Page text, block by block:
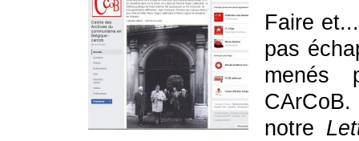
Faire
pas
menés
notre